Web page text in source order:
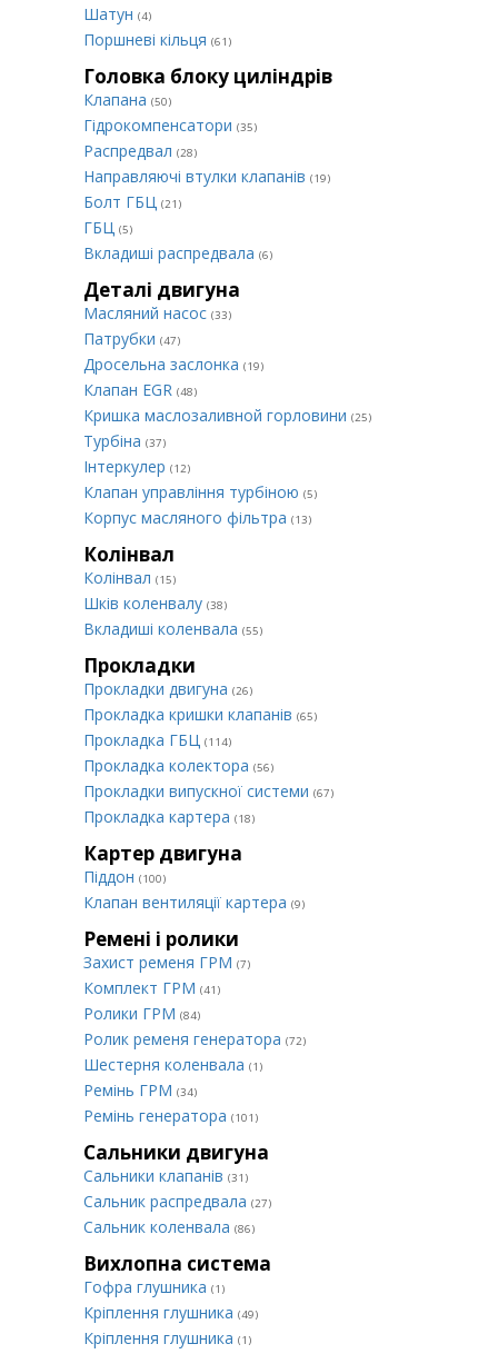
Шатун (4)
Поршневі кільця (61)
Головка блоку циліндрів
Клапана (50)
Гідрокомпенсатори (35)
Распредвал (28)
Направляючі втулки клапанів (19)
Болт ГБЦ (21)
ГБЦ (5)
Вкладиші распредвала (6)
Деталі двигуна
Масляний насос (33)
Патрубки (47)
Дросельна заслонка (19)
Клапан EGR (48)
Кришка маслозаливной горловини (25)
Турбіна (37)
Інтеркулер (12)
Клапан управління турбіною (5)
Корпус масляного фільтра (13)
Колінвал
Колінвал (15)
Шків коленвалу (38)
Вкладиші коленвала (55)
Прокладки
Прокладки двигуна (26)
Прокладка кришки клапанів (65)
Прокладка ГБЦ (114)
Прокладка колектора (56)
Прокладки випускної системи (67)
Прокладка картера (18)
Картер двигуна
Піддон (100)
Клапан вентиляції картера (9)
Ремені і ролики
Захист ременя ГРМ (7)
Комплект ГРМ (41)
Ролики ГРМ (84)
Ролик ременя генератора (72)
Шестерня коленвала (1)
Ремінь ГРМ (34)
Ремінь генератора (101)
Сальники двигуна
Сальники клапанів (31)
Сальник распредвала (27)
Сальник коленвала (86)
Вихлопна система
Гофра глушника (1)
Кріплення глушника (49)
Кріплення глушника (1)